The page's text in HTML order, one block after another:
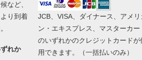
など、
り到着
れか
JCB、VISA、ダイナース、アメリ
ン・エキスプレス、マスターカー
のいずれかのクレジットカードが
用できます。（一括払いのみ）